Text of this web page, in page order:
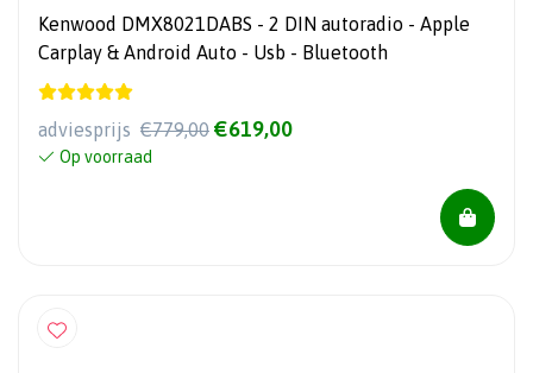
Kenwood DMX8021DABS - 2 DIN autoradio - Apple
Carplay & Android Auto - Usb - Bluetooth
adviesprijs €779,00 €619,00
Op voorraad